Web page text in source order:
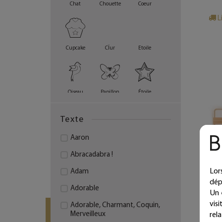
Chat Chouette Coeur
Cupcake CÏur Etoile
Oiseau Papillon Étoile
Texte
Aaron
Abracadabra !
Adam
Adorable
Adorable, Charmant, Coquin,
Merveilleux
Un